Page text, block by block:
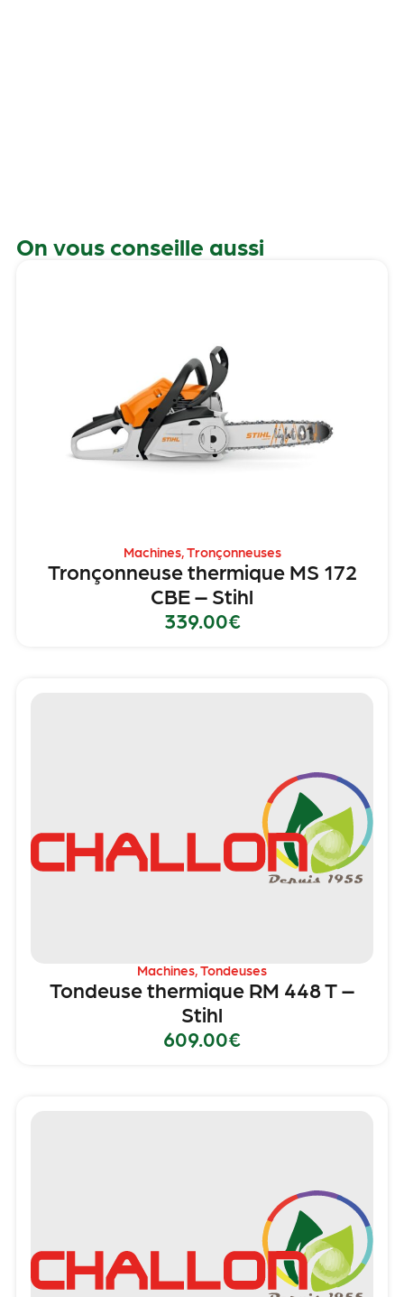
On vous conseille aussi
Machines,Tronçonneuses
Tronçonneuse thermique MS 172
CBE – Stihl
339.00€
Machines,Tondeuses
Tondeuse thermique RM 448 T –
Stihl
609.00€